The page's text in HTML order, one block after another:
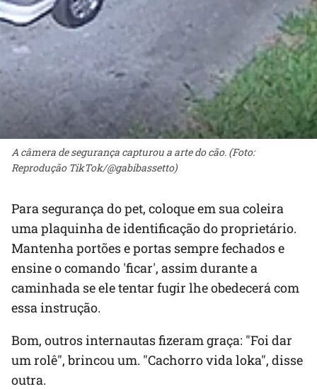
A câmera de segurança capturou a arte do cão. (Foto:
Reprodução TikTok/@gabibassetto)
Para segurança do pet, coloque em sua coleira
uma plaquinha de identificação do proprietário.
Mantenha portões e portas sempre fechados e
ensine o comando 'ficar', assim durante a
caminhada se ele tentar fugir lhe obedecerá com
essa instrução.
Bom, outros internautas fizeram graça: "Foi dar
um rolê", brincou um. "Cachorro vida loka", disse
outra.